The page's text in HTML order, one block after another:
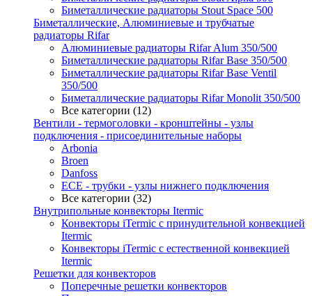
Биметаллические радиаторы Stout Space 500
Биметаллические, Алюминиевые и трубчатые
радиаторы Rifar
Алюминиевые радиаторы Rifar Alum 350/500
Биметаллические радиаторы Rifar Base 350/500
Биметаллические радиаторы Rifar Base Ventil
350/500
Биметаллические радиаторы Rifar Monolit 350/500
Все категории (12)
Вентили - термоголовки - кронштейны - узлы
подключения - присоединительные наборы
Arbonia
Broen
Danfoss
ECE - трубки - узлы нижнего подключения
Все категории (32)
Внутрипольные конвекторы Itermic
Конвекторы iTermic c принудительной конвекцией
Itermic
Конвекторы iTermic с естественной конвекцией
Itermic
Решетки для конвекторов
Поперечные решетки конвекторов